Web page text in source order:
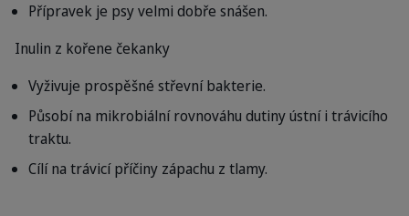
Přípravek je psy velmi dobře snášen.
Inulin z kořene čekanky
Vyživuje prospěšné střevní bakterie.
Působí na mikrobiální rovnováhu dutiny ústní i trávicího
traktu.
Cílí na trávicí příčiny zápachu z tlamy.